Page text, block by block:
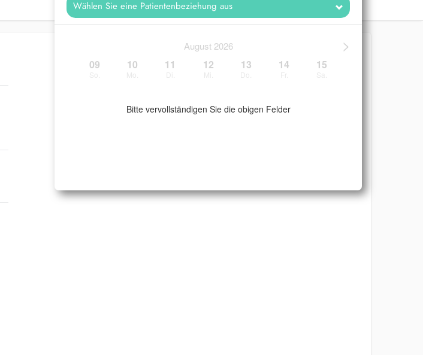
>
August 2026
09 10 11 12 13 14 15
Bitte vervollständigen Sie die obigen Felder